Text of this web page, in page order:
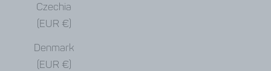
Czechia
(EUR €)
Denmark
(EUR €)